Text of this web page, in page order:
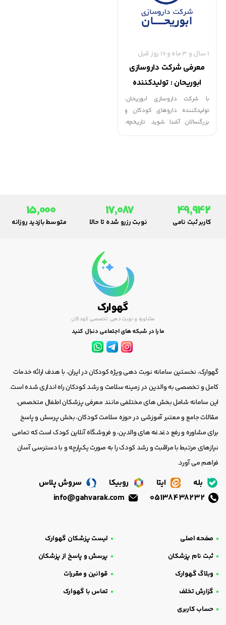
1 سال و 3 ماه و 16 روز قبل
معرفی شرکت داروسازی
ابوریحان : تولیدکننده
داروهای کودکان
با شرکت داروسازی ابوریحان،
تولیدکننده داروهای کودکان و
بزرگسالان آشنا شوید. تاریخچه،
49,942
کاربر ثبت نامی
17,087
نوبت رزرو شده تا حالا
15,000
متوسط بازدید روزانه
گهوارک
مشاوره و نوبت دهی تخصصی کودکان
ما را در شبکه های اجتماعی دنبال کنید
گهوارک، نخستین سامانه نوبت دهی ویژه کودکان در ایران، با هدف ارائه خدمات
کامل و تخصصی به والدین در زمینه سلامت و رشد کودکان راه اندازی شده است.
این سامانه شامل بخش های مختلفی مانند معرفی پزشکان اطفال متخصص،
مقالات جامع و معتبر آموزشی در حوزه سلامت کودکان، بخش پرسش و پاسخ
برای مشاوره و رفع دغدغه های والدین، و فروشگاه آنلاین کودک است که تمامی
نیازهای مرتبط با مراقبت و رشد کودک را به صورت یکپارچه و با دسترسی آسان
فراهم می آورد.
بله ایتا روبیکا
سروش پلاس
صفحه اصلی
لیست پزشکان گهوارک
ثبت نام پزشکان
پرسش و پاسخ از پزشکان
وبلاگ گهوارک
قوانین و مقررات
گزارش تخلف
تماس با گهوارک
حساب کاربری